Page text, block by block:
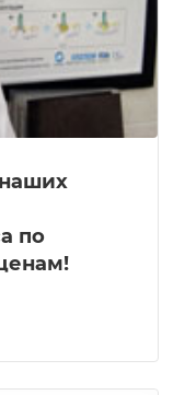
по